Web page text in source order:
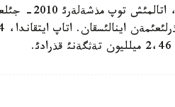
وبلئستئق پروكؤراتؤرانئث باسپاءسوز